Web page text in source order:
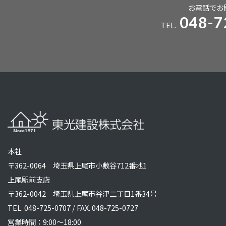
お電話で
TEL. 048-
本社
〒362-0064 埼玉県上尾市小敷谷712番地1
上尾駅前支店
〒362-0042 埼玉県上尾市谷津二丁目1番34号
TEL.048-725-0707/ FAX. 048-725-0727
営業時間：9:00～18:00